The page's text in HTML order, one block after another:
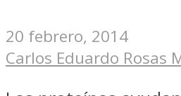
20 febrero, 2014
Carlos Eduardo Rosas